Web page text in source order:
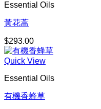
Essential Oils
黃花蒿
$293.00
Quick View
Essential Oils
有機香蜂草